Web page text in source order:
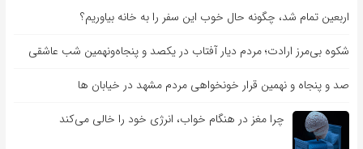
اربعین تمام شد، چگونه حال خوب این سفر را به خانه بیاوریم؟
شکوه بی‌مرز ارادت؛ مردم دیار آفتاب در یکصد و پنجاه‌ونهمین شب عاشقی
صد و پنجاه و نهمین قرار خونخواهی مردم مشهد در خیابان ها
چرا مغز در هنگام خواب، انرژی خود را خالی می‌کند